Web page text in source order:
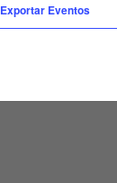
Exportar Eventos